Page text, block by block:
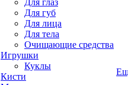
Для глаз
Для губ
Для лица
Для тела
Очищающие средства
Игрушки
Куклы
Кисти